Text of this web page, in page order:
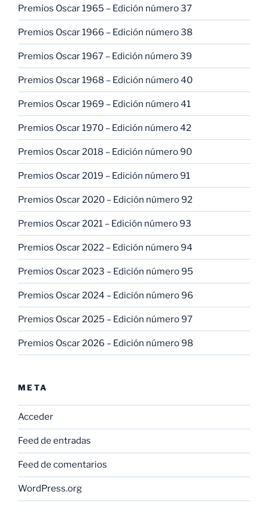
Premios Oscar 1965 – Edición número 37
Premios Oscar 1966 – Edición número 38
Premios Oscar 1967 – Edición número 39
Premios Oscar 1968 – Edición número 40
Premios Oscar 1969 – Edición número 41
Premios Oscar 1970 – Edición número 42
Premios Oscar 2018 – Edición número 90
Premios Oscar 2019 – Edición número 91
Premios Oscar 2020 – Edición número 92
Premios Oscar 2021 – Edición número 93
Premios Oscar 2022 – Edición número 94
Premios Oscar 2023 – Edición número 95
Premios Oscar 2024 – Edición número 96
Premios Oscar 2025 – Edición número 97
Premios Oscar 2026 – Edición número 98
META
Acceder
Feed de entradas
Feed de comentarios
WordPress.org